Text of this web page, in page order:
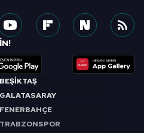
BEŞİKTAŞ
GALATASARAY
FENERBAHÇE
TRABZONSPOR